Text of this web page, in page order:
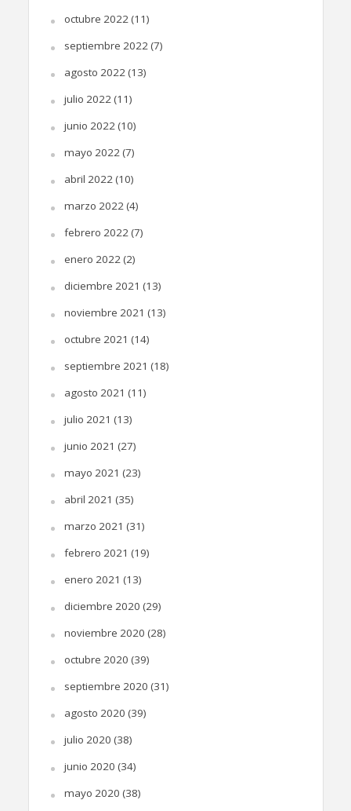
octubre 2022(11)
septiembre 2022(7)
agosto 2022(13)
julio 2022(11)
junio 2022(10)
mayo 2022(7)
abril 2022(10)
marzo 2022(4)
febrero 2022(7)
enero 2022(2)
diciembre 2021 (13)
noviembre 2021 (13)
octubre 2021 (14)
septiembre 2021 (18)
agosto 2021 (11)
julio 2021 (13)
junio 2021 (27)
mayo 2021 (23)
abril 2021 (35)
marzo 2021 (31)
febrero 2021 (19)
enero 2021 (13)
diciembre 2020 (29)
noviembre 2020 (28)
octubre 2020 (39)
septiembre 2020 (31)
agosto 2020 (39)
julio 2020 (38)
junio 2020 (34)
mayo 2020 (38)